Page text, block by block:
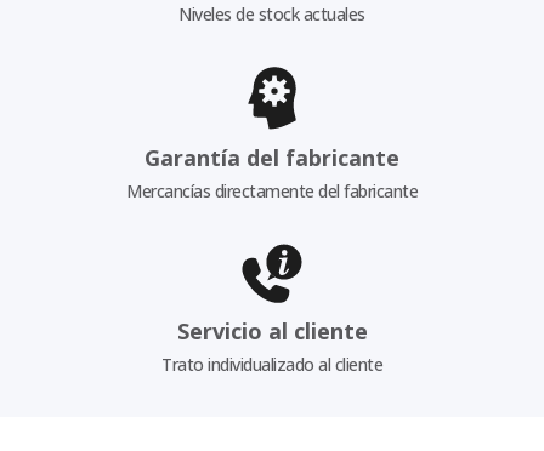
Niveles de stock actuales
Garantía del fabricante
Mercancías directamente del fabricante
Servicio al cliente
Trato individualizado al cliente